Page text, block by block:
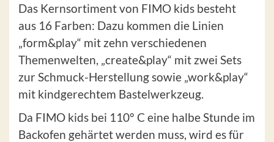
Das Kernsortiment von FIMO kids besteht
aus 16 Farben: Dazu kommen die Linien
„form&play“ mit zehn verschiedenen
Themenwelten, „create&play“ mit zwei Sets
zur Schmuck-Herstellung sowie „work&play“
mit kindgerechtem Bastelwerkzeug.
Da FIMO kids bei 110° C eine halbe Stunde im
Backofen gehärtet werden muss, wird es für